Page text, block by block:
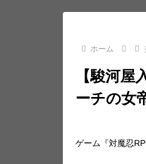
ホーム
【駿河
ーチの女
ゲーム『対魔忍